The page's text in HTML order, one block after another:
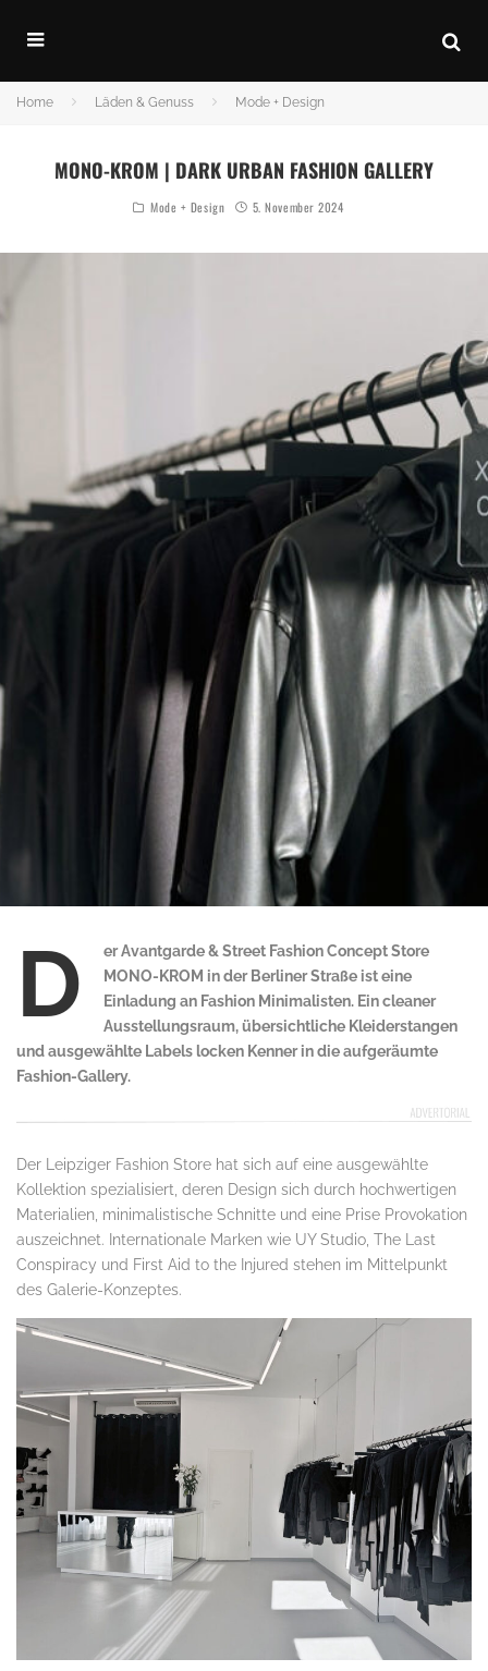
Home Läden & Genuss Mode + Design
MONO-KROM | DARK URBAN FASHION GALLERY
Mode + Design 5. November 2024
D
er Avantgarde & Street Fashion Concept Store
MONO-KROM in der Berliner Straße ist eine
Einladung an Fashion Minimalisten. Ein cleaner
Ausstellungsraum, übersichtliche Kleiderstangen
und ausgewählte Labels locken Kenner in die aufgeräumte
Fashion-Gallery.
Der Leipziger Fashion Store hat sich auf eine ausgewählte
Kollektion spezialisiert, deren Design sich durch hochwertigen
Materialien, minimalistische Schnitte und eine Prise Provokation
auszeichnet. Internationale Marken wie UY Studio, The Last
Conspiracy und First Aid to the Injured stehen im Mittelpunkt
des Galerie-Konzeptes.